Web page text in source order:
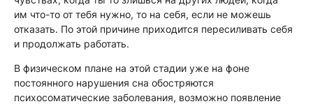
им что-то от тебя нужно, то на себя, если не можешь
отказать. По этой причине приходится пересиливать себя
и продолжать работать.
В физическом плане на этой стадии уже на фоне
постоянного нарушения сна обостряются
психосоматические заболевания, возможно появление